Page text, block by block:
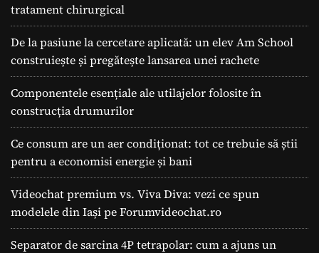
tratament chirurgical
De la pasiune la cercetare aplicată: un elev Am School
construiește și pregătește lansarea unei rachete
Componentele esențiale ale utilajelor folosite în
construcția drumurilor
Ce consum are un aer condiționat: tot ce trebuie să știi
pentru a economisi energie și bani
Videochat premium vs. Viva Diva: vezi ce spun
modelele din Iași pe Forumvideochat.ro
Separator de sarcina 4P tetrapolar: cum a ajuns un